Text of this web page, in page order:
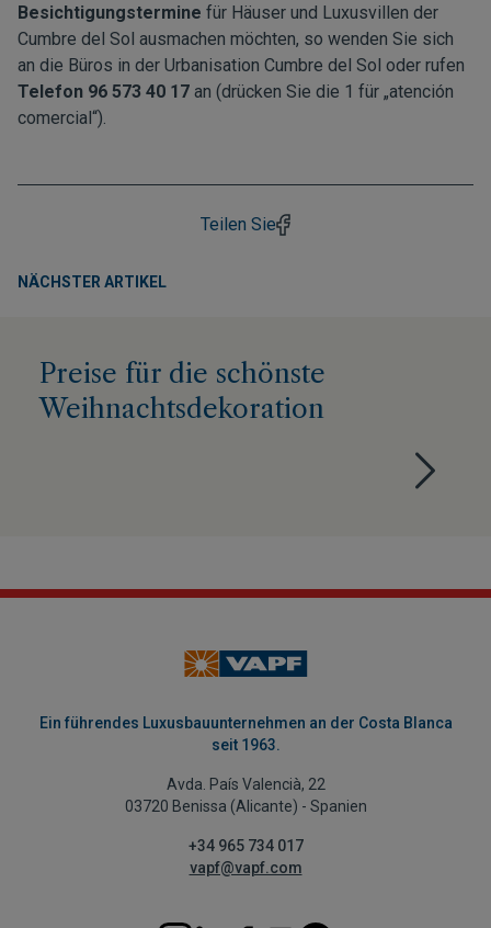
Besichtigungstermine für Häuser und Luxusvillen der
Cumbre del Sol ausmachen möchten, so wenden Sie sich
an die Büros in der Urbanisation Cumbre del Sol oder rufen
Telefon 96 573 40 17 an (drücken Sie die 1 für „atención
comercial“).
Teilen Sie
NÄCHSTER ARTIKEL
Preise für die schönste
Weihnachtsdekoration
Ein führendes Luxusbauunternehmen an der Costa Blanca
seit 1963.
Avda. País Valencià, 22
03720 Benissa (Alicante) - Spanien
+34 965 734 017
vapf@vapf.com